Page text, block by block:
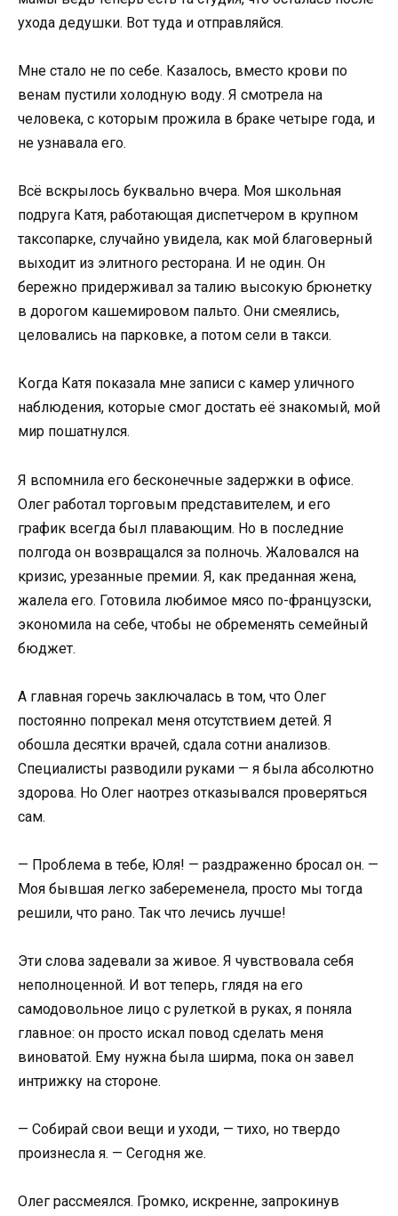
ухода дедушки. Вот туда и отправляйся.
Мне стало не по себе. Казалось, вместо крови по
венам пустили холодную воду. Я смотрела на
человека, с которым прожила в браке четыре года, и
не узнавала его.
Всё вскрылось буквально вчера. Моя школьная
подруга Катя, работающая диспетчером в крупном
таксопарке, случайно увидела, как мой благоверный
выходит из элитного ресторана. И не один. Он
бережно придерживал за талию высокую брюнетку
в дорогом кашемировом пальто. Они смеялись,
целовались на парковке, а потом сели в такси.
Когда Катя показала мне записи с камер уличного
наблюдения, которые смог достать её знакомый, мой
мир пошатнулся.
Я вспомнила его бесконечные задержки в офисе.
Олег работал торговым представителем, и его
график всегда был плавающим. Но в последние
полгода он возвращался за полночь. Жаловался на
кризис, урезанные премии. Я, как преданная жена,
жалела его. Готовила любимое мясо по-французски,
экономила на себе, чтобы не обременять семейный
бюджет.
А главная горечь заключалась в том, что Олег
постоянно попрекал меня отсутствием детей. Я
обошла десятки врачей, сдала сотни анализов.
Специалисты разводили руками — я была абсолютно
здорова. Но Олег наотрез отказывался проверяться
сам.
— Проблема в тебе, Юля! — раздраженно бросал он. —
Моя бывшая легко забеременела, просто мы тогда
решили, что рано. Так что лечись лучше!
Эти слова задевали за живое. Я чувствовала себя
неполноценной. И вот теперь, глядя на его
самодовольное лицо с рулеткой в руках, я поняла
главное: он просто искал повод сделать меня
виноватой. Ему нужна была ширма, пока он завел
интрижку на стороне.
— Собирай свои вещи и уходи, — тихо, но твердо
произнесла я. — Сегодня же.
Олег рассмеялся. Громко, искренне, запрокинув